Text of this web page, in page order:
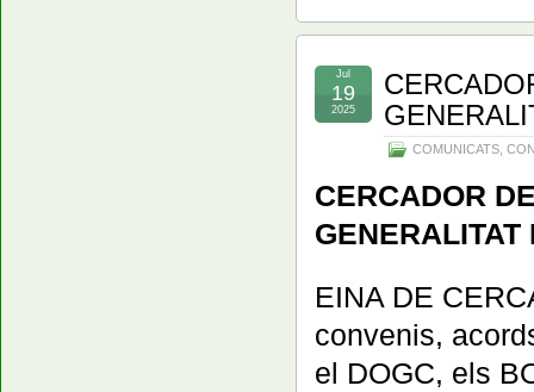
COMUNICATS
Jul
19
2025
CERCADOR
GENERALITAT
EINA DE
convenis,
el DOGC, els